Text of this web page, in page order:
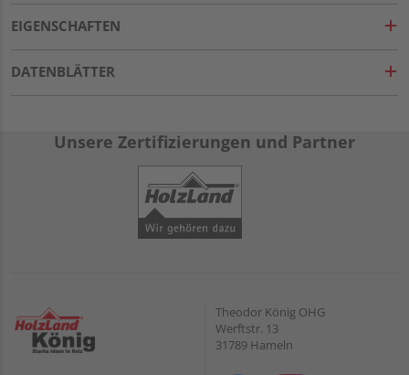
EIGENSCHAFTEN
DATENBLÄTTER
Unsere Zertifizierungen und Partner
Theodor König OHG
Werftstr. 13
31789 Hameln